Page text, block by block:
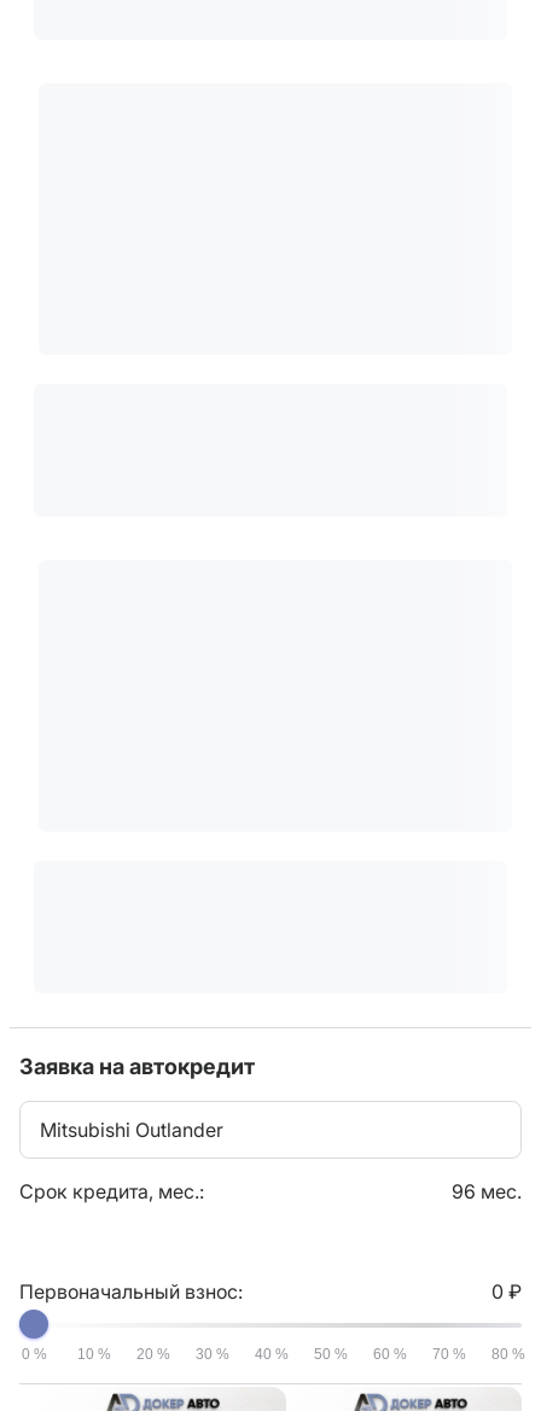
Заявка на автокредит
Mitsubishi Outlander
Срок кредита, мес.: 96 мес.
Первоначальный взнос: 0 ₽
0 % 10 % 20 % 30 % 40 % 50 % 60 % 70 % 80 %